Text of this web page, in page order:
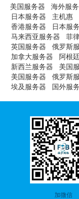
美国服务器 海外服
日本服务器
主机惠
香港服务器
日本服
马来西亚服务器
菲
英国服务器
俄罗斯
加拿大服务器
阿根
新西兰服务器
美国
美国服务器
俄罗斯
埃及服务器
国外服
加微信